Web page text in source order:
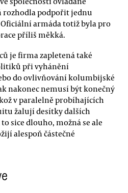
rozhodla podpořit jednu
Oficiální armáda totiž byla pro
příliš měkká.
je firma zapletená také
při vyhánění
do ovlivňování kolumbijské
nakonec nemusí být konečný
v paralelně probíhajících
žalují desítky dalších
sice dlouho, možná se ale
alespoň částečné